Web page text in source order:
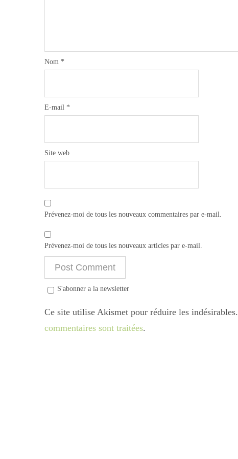
Nom *
E-mail *
Site web
Prévenez-moi de tous les nouveaux commentaires par e-mail.
Prévenez-moi de tous les nouveaux articles par e-mail.
S'abonner a la newsletter
Ce site utilise Akismet pour réduire les indésirables.
commentaires sont traitées.